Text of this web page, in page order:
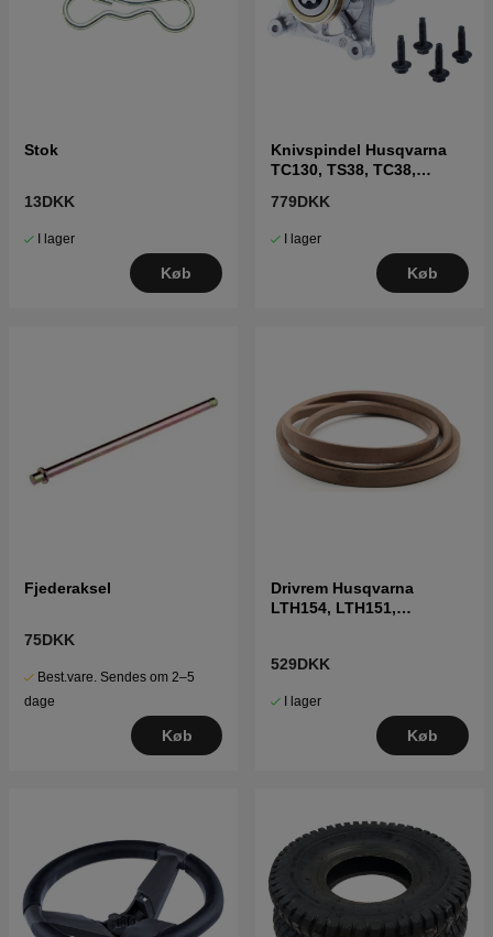
Stok
13DKK
I lager
Køb
Knivspindel Husqvarna
TC130, TS38, TC38,
779DKK
I lager
Køb
Fjederaksel
75DKK
Best.vare. Sendes om 2–5
dage
Køb
Drivrem Husqvarna
LTH154, LTH151,
529DKK
I lager
Køb